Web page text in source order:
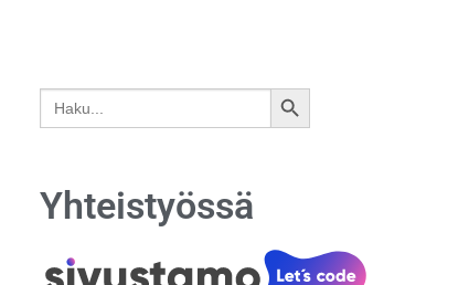
Search
for:
SEARCH
Yhteistyössä